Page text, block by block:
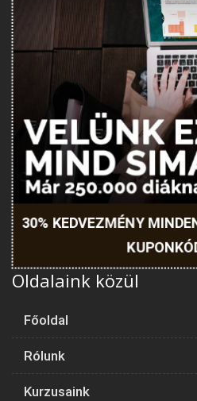
30% KEDVEZMÉNY
Oldalaink közül
Főoldal
Rólunk
Kurzusaink